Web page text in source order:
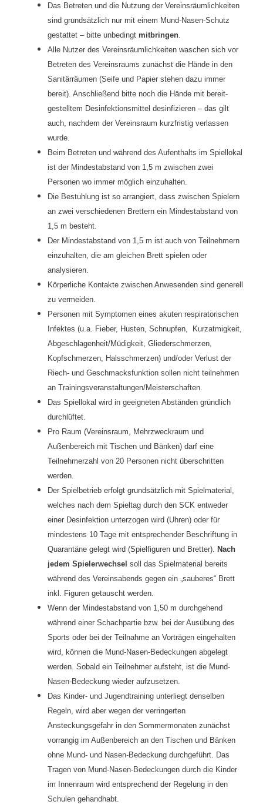
Das Betreten und die Nutzung der Vereinsräumlichkeiten
sind grundsätzlich nur mit einem Mund-Nasen-Schutz
gestattet – bitte unbedingt mitbringen
Alle Nutzer des Vereinsräumlichkeiten waschen sich vor
Betreten des Ver­einsraums zunächst die Hände in den
Sanitärräumen (Seife und Papier stehen dazu immer
bereit). Anschließend bitte noch die Hände mit bereit­
gestelltem Desinfektionsmittel desinfizieren – das gilt
auch, nachdem der Vereinsraum kurzfristig verlassen
wurde.
Beim Betreten und während des Aufenthalts im Spiellokal
ist der Mindest­abstand von 1,5 m zwischen zwei
Personen wo immer möglich einzu­halten.
Die Bestuhlung ist so arrangiert, dass zwischen Spielern
an zwei verschie­denen Brettern ein Mindestabstand von
1,5 m besteht.
Der Mindestabstand von 1,5 m ist auch von Teilnehmern
einzuhalten, die am gleichen Brett spielen oder
analysieren.
Körperliche Kontakte zwischen Anwesenden sind generell
zu vermeiden.
Personen mit Symptomen eines akuten respiratorischen
Infektes (u.a. Fieber, Husten, Schnupfen, Kurzatmigkeit,
Abgeschlagenheit/Müdigkeit, Gliederschmerzen,
Kopfschmerzen, Halsschmerzen) und/oder Verlust der
Riech- und Geschmacksfunktion sollen nicht teilnehmen
an Trainingsveranstaltungen/Meisterschaften.
Das Spiellokal wird in geeigneten Abständen gründlich
durchlüftet.
Pro Raum (Vereinsraum, Mehrzweckraum und
Außenbereich mit Tischen und Bänken) darf eine
Teilnehmerzahl von 20 Personen nicht überschritten
werden.
Der Spielbetrieb erfolgt grundsätzlich mit Spielmaterial,
welches nach dem Spieltag durch den SCK entweder
einer Desinfektion unterzogen wird (Uhren) oder für
mindestens 10 Tage mit entsprechender Beschriftung in
Quarantäne gelegt wird (Spielfiguren und Bretter).
Nach
jedem Spieler­wechsel soll das Spielmaterial bereits
während des Vereinsabends gegen ein „sauberes“ Brett
inkl. Figuren getauscht werden.
Wenn der Mindestabstand von 1,50 m durchgehend
während einer Schachpartie bzw. bei der Ausübung des
Sports oder bei der Teilnahme an Vorträgen eingehalten
wird, können die Mund-Nasen-Bedeckungen abge­legt
werden. Sobald ein Teilnehmer aufsteht, ist die Mund-
Nasen-Bedeckung wieder aufzusetzen.
Das Kinder- und Jugendtraining unterliegt denselben
Regeln, wird aber wegen der verringerten
Ansteckungsgefahr in den Sommermonaten zu­nächst
vorrangig im Außenbereich an den Tischen und Bänken
ohne Mund- und Nasen-Bedeckung durchgeführt. Das
Tragen von Mund-Nasen-Bedeckungen durch die Kinder
im Innenraum wird entsprechend der Rege­lung in den
Schulen gehandhabt.